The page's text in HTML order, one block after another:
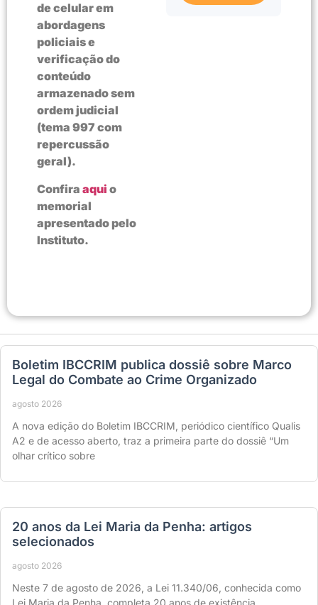
de celular em
abordagens
policiais e
verificação do
conteúdo
armazenado sem
ordem judicial
(tema 997 com
repercussão
geral).
Confira aqui o
memorial
apresentado pelo
Instituto.
Boletim IBCCRIM publica dossiê sobre Marco
Legal do Combate ao Crime Organizado
agosto 2026
A nova edição do Boletim IBCCRIM, periódico científico Qualis
A2 e de acesso aberto, traz a primeira parte do dossiê “Um
olhar crítico sobre
20 anos da Lei Maria da Penha: artigos
selecionados
agosto 2026
Neste 7 de agosto de 2026, a Lei 11.340/06, conhecida como
Lei Maria da Penha, completa 20 anos de existência.